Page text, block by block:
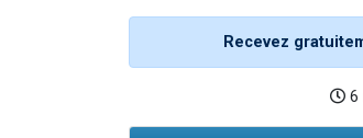
Recevez
6